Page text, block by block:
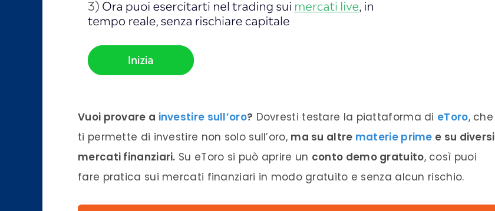
Vuoi provare a investire sull’oro? Dovresti testare la piattaforma di eToro, che
ti permette di investire non solo sull’oro, ma su altre materie prime e su diversi
mercati finanziari. Su eToro si può aprire un conto demo gratuito, così puoi
fare pratica sui mercati finanziari in modo gratuito e senza alcun rischio.